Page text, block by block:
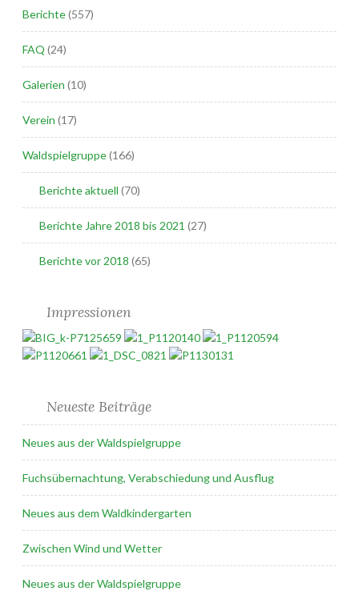
Berichte(557)
FAQ (24)
Galerien (10)
Verein (17)
Waldspielgruppe(166)
Berichte aktuell (70)
Berichte Jahre 2018 bis 2021 (27)
Berichte vor 2018 (65)
Impressionen
Neueste Beiträge
Neues aus der Waldspielgruppe
Fuchsübernachtung, Verabschiedung und Ausflug
Neues aus dem Waldkindergarten
Zwischen Wind und Wetter
Neues aus der Waldspielgruppe